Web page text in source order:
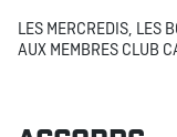
LES MERCREDIS, LES
AUX MEMBRES CLUB